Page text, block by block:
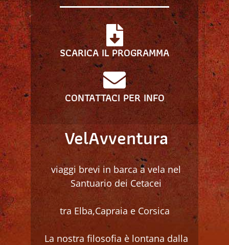
SCARICA IL PROGRAMMA
CONTATTACI PER INFO
VelAvventura
viaggi brevi in barca a vela nel
Santuario dei Cetacei
tra Elba,Capraia e Corsica
La nostra filosofia è lontana dalla